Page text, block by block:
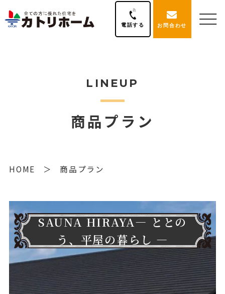
電話する お問合わせ
LINEUP
商品プラン
HOME 商品プラン
SAUNA HIRAYA― ととの
う、平屋の暮らし ―